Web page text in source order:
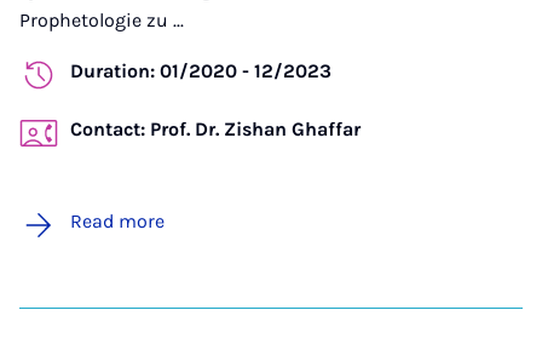
Prophetologie zu ...
Duration: 01/2020 - 12/2023
Contact: Prof. Dr. Zishan Ghaffar
Read more